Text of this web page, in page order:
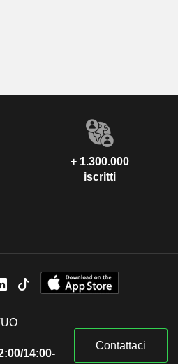
+ 1.300.000
iscritti
14:00-
Contattaci